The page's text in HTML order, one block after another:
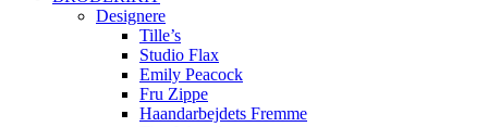
Designere
Tille’s
Studio Flax
Emily Peacock
Fru Zippe
Haandarbejdets Fremme